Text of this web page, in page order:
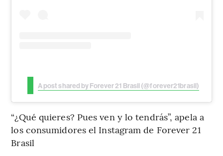
A post shared by Forever 21 Brasil (@forever21brasil)
“¿Qué quieres? Pues ven y lo tendrás”, apela a
los consumidores el Instagram de Forever 21
Brasil